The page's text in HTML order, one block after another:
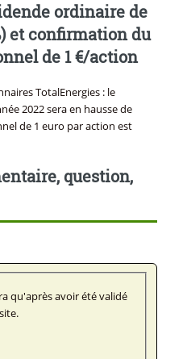
ordinaire de
et confirmation du
de 1 €/action
TotalEnergies : le
2022 sera en hausse de
de 1 euro par action est
question,
qu'après avoir été validé